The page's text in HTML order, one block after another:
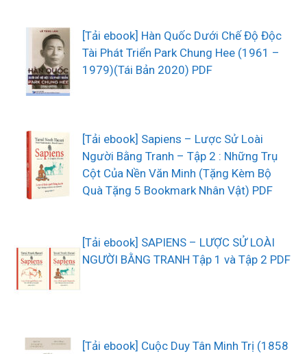
[Tải ebook] Hàn Quốc Dưới Chế Độ Độc
Tài Phát Triển Park Chung Hee (1961 –
1979)(Tái Bản 2020) PDF
[Tải ebook] Sapiens – Lược Sử Loài
Người Bằng Tranh – Tập 2 : Những Trụ
Cột Của Nền Văn Minh (Tặng Kèm Bộ
Quà Tặng 5 Bookmark Nhân Vật) PDF
[Tải ebook] SAPIENS – LƯỢC SỬ LOÀI
NGƯỜI BẰNG TRANH Tập 1 và Tập 2 PDF
[Tải ebook] Cuộc Duy Tân Minh Trị (1858